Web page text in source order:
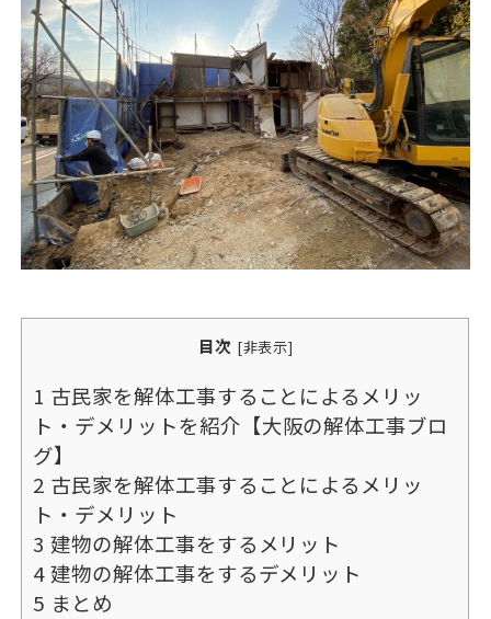
目次 [非表示]
1 古民家を解体工事することによるメリッ
ト・デメリットを紹介【大阪の解体工事ブロ
グ】
2 古民家を解体工事することによるメリッ
ト・デメリット
3 建物の解体工事をするメリット
4建物の解体工事をするデメリット
5 まとめ